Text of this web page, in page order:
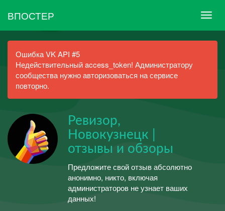
ВПОСТЕР
Ошибка VK API #5
Недействительный access_token! Администратору
сообщества нужно авторизоваться на сервисе
повторно.
Ревизор,
Новокузнецк |
отзывы и обзоры
Предложите свой отзыв абсолютно
анонимно, никто, включая
администраторов не узнает ваших
данных!